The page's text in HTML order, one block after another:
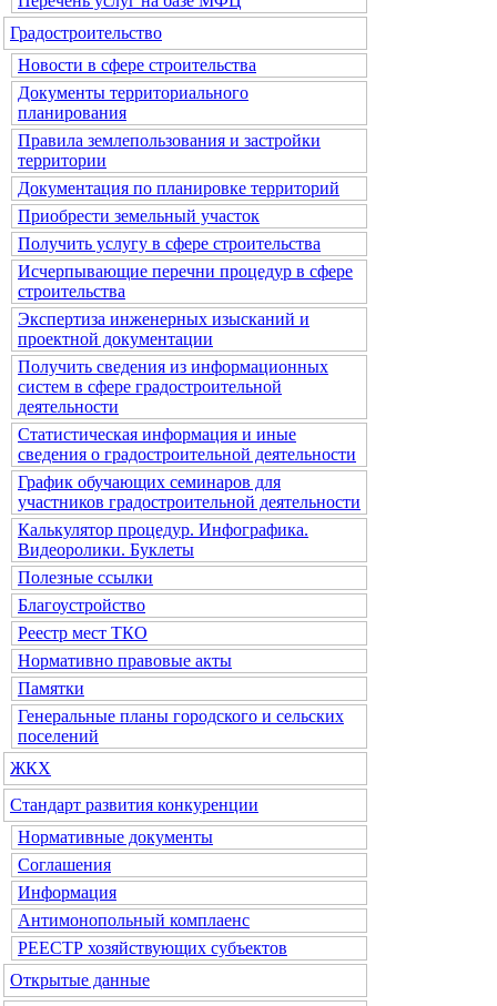
Градостроительство
Новости в сфере строительства
Документы территориального
планирования
Правила землепользования и застройки
территории
Документация по планировке территорий
Приобрести земельный участок
Получить услугу в сфере строительства
Исчерпывающие перечни процедур в сфере
строительства
Экспертиза инженерных изысканий и
проектной документации
Получить сведения из информационных
систем в сфере градостроительной
деятельности
Статистическая информация и иные
сведения о градостроительной деятельности
График обучающих семинаров для
участников градостроительной деятельности
Калькулятор процедур. Инфографика.
Видеоролики. Буклеты
Полезные ссылки
Благоустройство
Реестр мест ТКО
Нормативно правовые акты
Памятки
Генеральные планы городского и сельских
поселений
ЖКХ
Стандарт развития конкуренции
Нормативные документы
Соглашения
Информация
Антимонопольный комплаенс
РЕЕСТР хозяйствующих субъектов
Открытые данные